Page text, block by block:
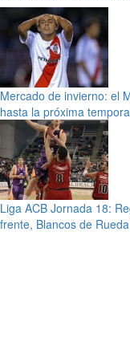
Mercado de invierno: el
hasta la próxima
Liga ACB Jornada 18:
frente, Blancos de